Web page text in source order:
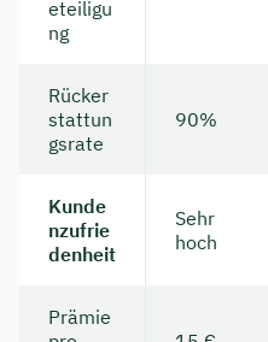
eteiligu
ng
Rücker
stattun
gsrate
90%
Kunde
nzufrie
denheit
Sehr
hoch
Prämie